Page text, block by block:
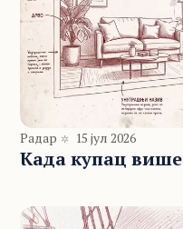
Радар 15 јул 2026
Када купац више